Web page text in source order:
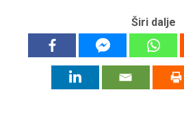
Širi dalje